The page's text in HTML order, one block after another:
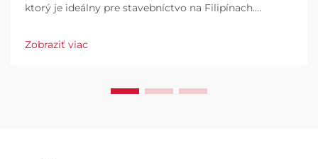
ktorý je ideálny pre stavebníctvo na Filipínach.
výkon, nízky odpad, plná automatizácia. Vyžiadajte si
ponuku už dnes.
Zobraziť viac